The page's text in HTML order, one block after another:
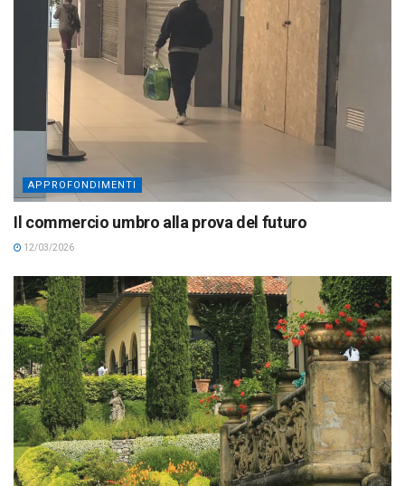
APPROFONDIMENTI
Il commercio umbro alla prova del futuro
12/03/2026